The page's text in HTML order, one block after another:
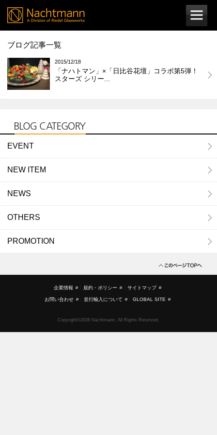
ブログ記事一覧
2015/12/18
「ナハトマン」×「日比谷花壇」コラボ第5弾！
スターズ シリー...
EVENT
NEW ITEM
NEWS
OTHERS
PROMOTION
企業情報 規約・ポリシー サイトマップ
お問い合わせ 並行輸入について GLOBAL SITE
Copyright©2026 Nachtmann. All Rights Reserved.